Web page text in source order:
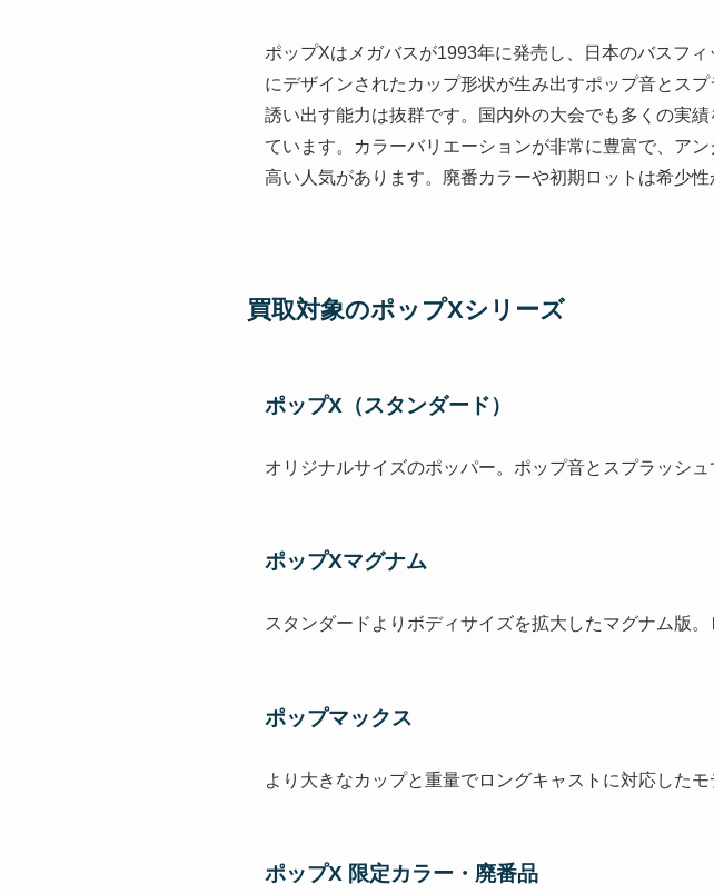
ポップXはメガバスが1993年に発売し、日本のバスフ
にデザインされたカップ形状が生み出すポップ音とス
誘い出す能力は抜群です。国内外の大会でも多くの実
ています。カラーバリエーションが非常に豊富で、ア
高い人気があります。廃番カラーや初期ロットは希少性
買取対象のポップXシリーズ
ポップX（スタンダード）
オリジナルサイズのポッパー。ポップ音とスプラッシュ
ポップXマグナム
スタンダードよりボディサイズを拡大したマグナム版
ポップマックス
より大きなカップと重量でロングキャストに対応した
ポップX 限定カラー・廃番品